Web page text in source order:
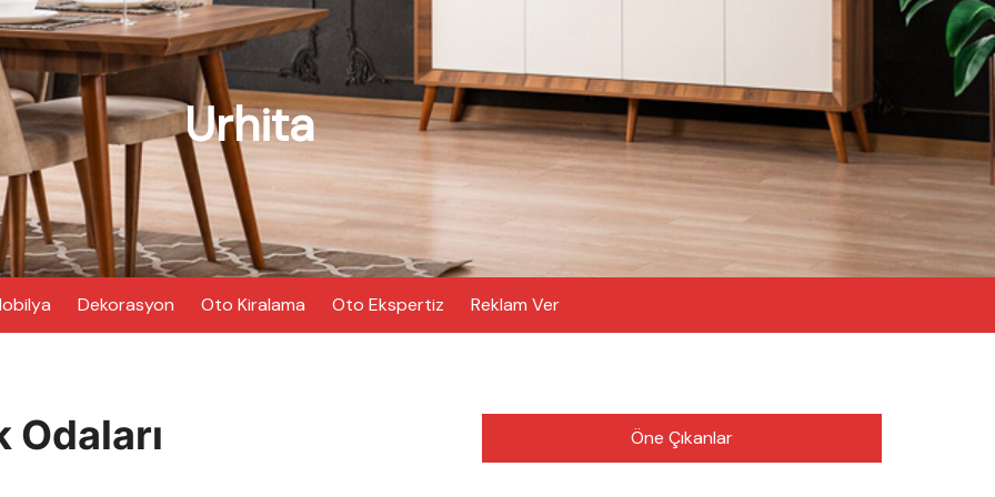
Urhita
Dekorasyon Oto Kiralama Oto Ekspertiz Reklam Ver
Odaları Öne Çıkanlar